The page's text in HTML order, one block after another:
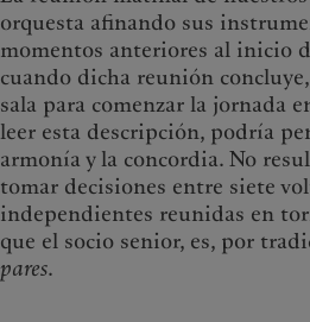
orquesta afinando sus
momentos anteriores al inicio
cuando dicha reunión
sala para comenzar la jornada
leer esta descripción, podría
armonía y la concordia. No
tomar decisiones entre siete
independientes reunidas en
que el socio senior, es, por
pares.